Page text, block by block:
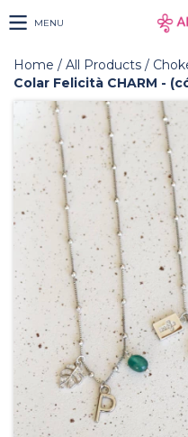
MENU
Home / All Products /
Colar Felicità CHARM -